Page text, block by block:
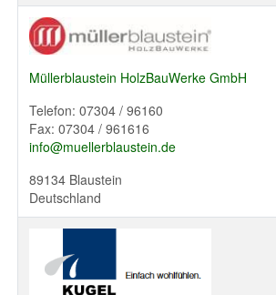
Müllerblaustein HolzBauWerke GmbH
Telefon: 07304 / 96160
Fax: 07304 / 961616
info@muellerblaustein.de
89134 Blaustein
Deutschland